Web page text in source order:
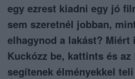
egy ezrest kiadni egy jó
sem szeretnél jobban,
elhagynod a lakást? Miért
Kuckózz be, kattints és az
segítenek élményekkel